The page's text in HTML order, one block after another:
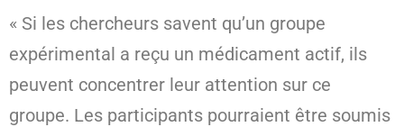
« Si les chercheurs savent qu’un groupe
expérimental a reçu un médicament actif, ils
peuvent concentrer leur attention sur ce
groupe. Les participants pourraient être soumis